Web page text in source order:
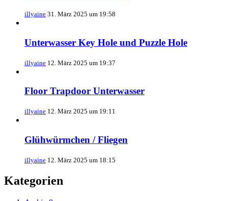
illyaine 31. März 2025 um 19:58
Unterwasser Key Hole und Puzzle Hole
illyaine 12. März 2025 um 19:37
Floor Trapdoor Unterwasser
illyaine 12. März 2025 um 19:11
Glühwürmchen / Fliegen
illyaine 12. März 2025 um 18:15
Kategorien